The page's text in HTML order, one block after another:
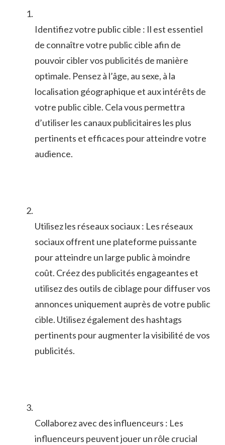
Identifiez votre public cible : Il est⁣ essentiel
‌de ​connaître votre public cible afin de
pouvoir cibler vos ‍publicités de manière
optimale. Pensez ‌à l’âge, au sexe, à la
localisation géographique et aux intérêts de
votre public⁢ cible. Cela vous permettra
d’utiliser les canaux publicitaires les plus
pertinents et efficaces pour atteindre votre
audience.
Utilisez les réseaux sociaux ⁣: Les réseaux
sociaux offrent ‌une plateforme ​puissante
pour atteindre un large public à moindre
coût. Créez des publicités​ engageantes ​et
utilisez des outils de ciblage pour diffuser vos
annonces uniquement auprès de votre ⁣public
cible. Utilisez également des hashtags
pertinents pour augmenter⁤ la visibilité de‍ vos
publicités.
Collaborez avec des influenceurs : Les
influenceurs peuvent jouer un rôle⁣ crucial